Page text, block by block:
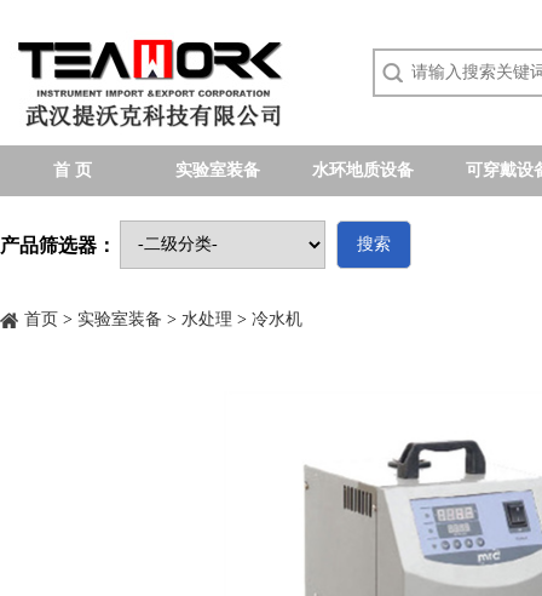
首 页 实验室装备 水环地质设备 可穿戴设
产品筛选器： 搜索
首页 > 实验室装备 > 水处理 > 冷水机